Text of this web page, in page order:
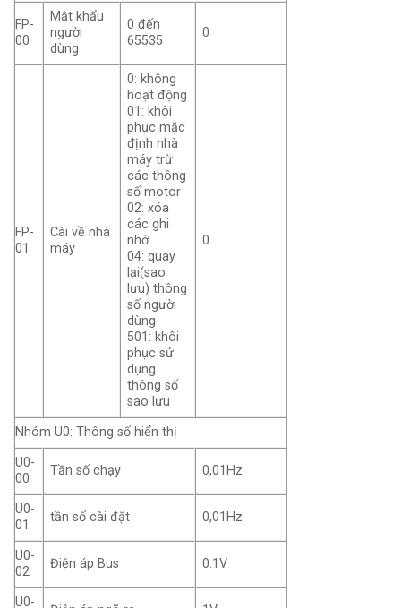
FP-
00
Mật khẩu
người
dùng
0 đến
65535
0
FP-
01
Cài về nhà
máy
0: không
hoạt động
01: khôi
phục mặc
định nhà
máy trừ
các thông
số motor
02: xóa
các ghi
nhớ
04: quay
lại(sao
lưu) thông
số người
dùng
501: khôi
phục sử
dụng
thông số
sao lưu
0
Nhóm U0: Thông số hiển thị
U0-
00
Tần số chạy 0,01Hz
U0-
01
tần số cài đặt 0,01Hz
U0-
02
Điện áp Bus 0.1V
U0-